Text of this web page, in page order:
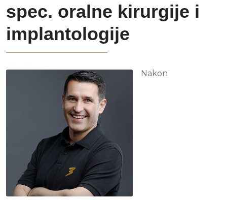
spec. oralne kirurgije i
implantologije
Nakon